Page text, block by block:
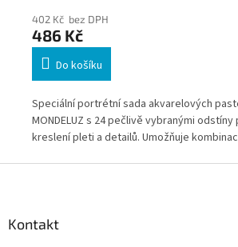
402 Kč bez DPH
486 Kč
Do košíku
Speciální portrétní sada akvarelových
MONDELUZ s 24 pečlivě vybranými
kreslení pleti a detailů. Umožňuje
Kontakt